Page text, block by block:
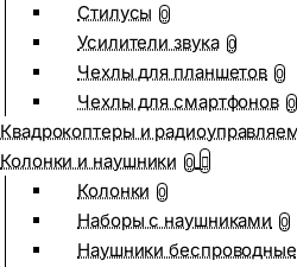
Стилусы 0
Усилители звука 0
Чехлы для планшетов 0
Чехлы для смартфонов 0
Квадрокоптеры и
Колонки и наушники 0
Колонки 0
Наборы с наушниками 0
Наушники беспроводные